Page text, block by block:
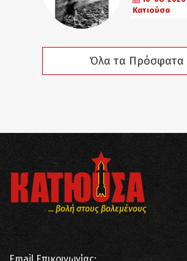
Κατιούσα
Όλα τα Πρόσφατα
... βολή στους βολεμένους